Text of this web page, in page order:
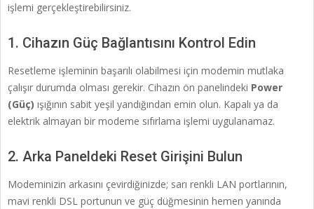
işlemi gerçekleştirebilirsiniz.
1. Cihazın Güç Bağlantısını Kontrol Edin
Resetleme işleminin başarılı olabilmesi için modemin mutlaka
çalışır durumda olması gerekir. Cihazın ön panelindeki Power
(Güç) ışığının sabit yeşil yandığından emin olun. Kapalı ya da
elektrik almayan bir modeme sıfırlama işlemi uygulanamaz.
2. Arka Paneldeki Reset Girişini Bulun
Modeminizin arkasını çevirdiğinizde; sarı renkli LAN portlarının,
mavi renkli DSL portunun ve güç düğmesinin hemen yanında